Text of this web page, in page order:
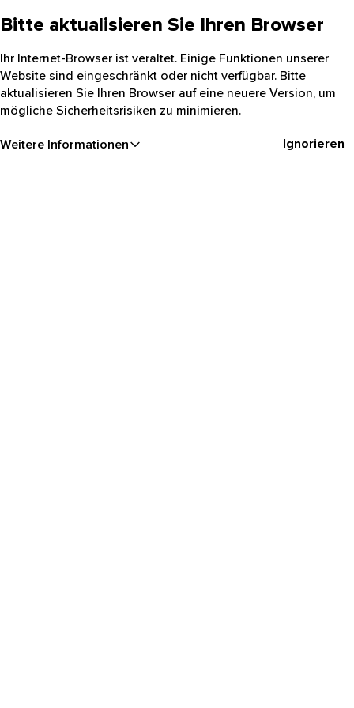
Bitte aktualisieren Sie Ihren Browser
Ihr Internet-Browser ist veraltet. Einige Funktionen unserer
Website sind eingeschränkt oder nicht verfügbar. Bitte
aktualisieren Sie Ihren Browser auf eine neuere Version, um
mögliche Sicherheitsrisiken zu minimieren.
Weitere Informationen Ignorieren